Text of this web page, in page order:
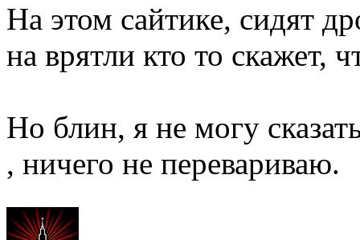
На этом сайтике, сидят
на врятли кто то скажет,
Но блин, я не могу
, ничего не перевариваю.